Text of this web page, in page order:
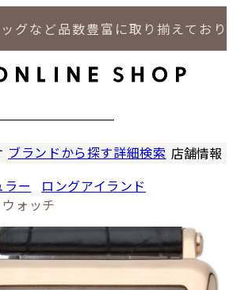
など品数豊富に取り揃えておりま
ブランドから探す詳細検索 店舗情報
LIPS 札
LIPS 通信
ラー
ロングアイランド
ォッチ